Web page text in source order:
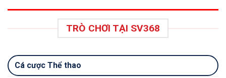
TRÒ CHƠI TẠI SV368
Cá cược Thể thao